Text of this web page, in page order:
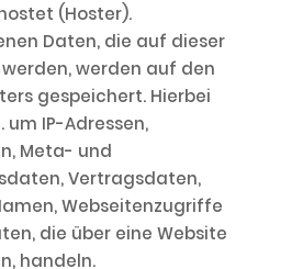
(Hoster).
Daten, die auf dieser
werden auf den
gespeichert. Hierbei
um IP-Adressen,
Meta- und
Vertragsdaten,
Webseitenzugriffe
die über eine Website
handeln.